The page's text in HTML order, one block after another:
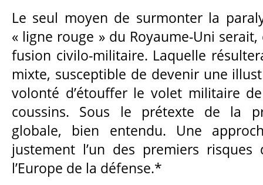
Le seul moyen de surmonter la
« ligne rouge » du Royaume-Uni
fusion civilo-militaire. Laquelle
mixte, susceptible de devenir une
volonté d’étouffer le volet militaire
coussins. Sous le prétexte de la
globale, bien entendu. Une
justement l’un des premiers risques
l’Europe de la défense.*